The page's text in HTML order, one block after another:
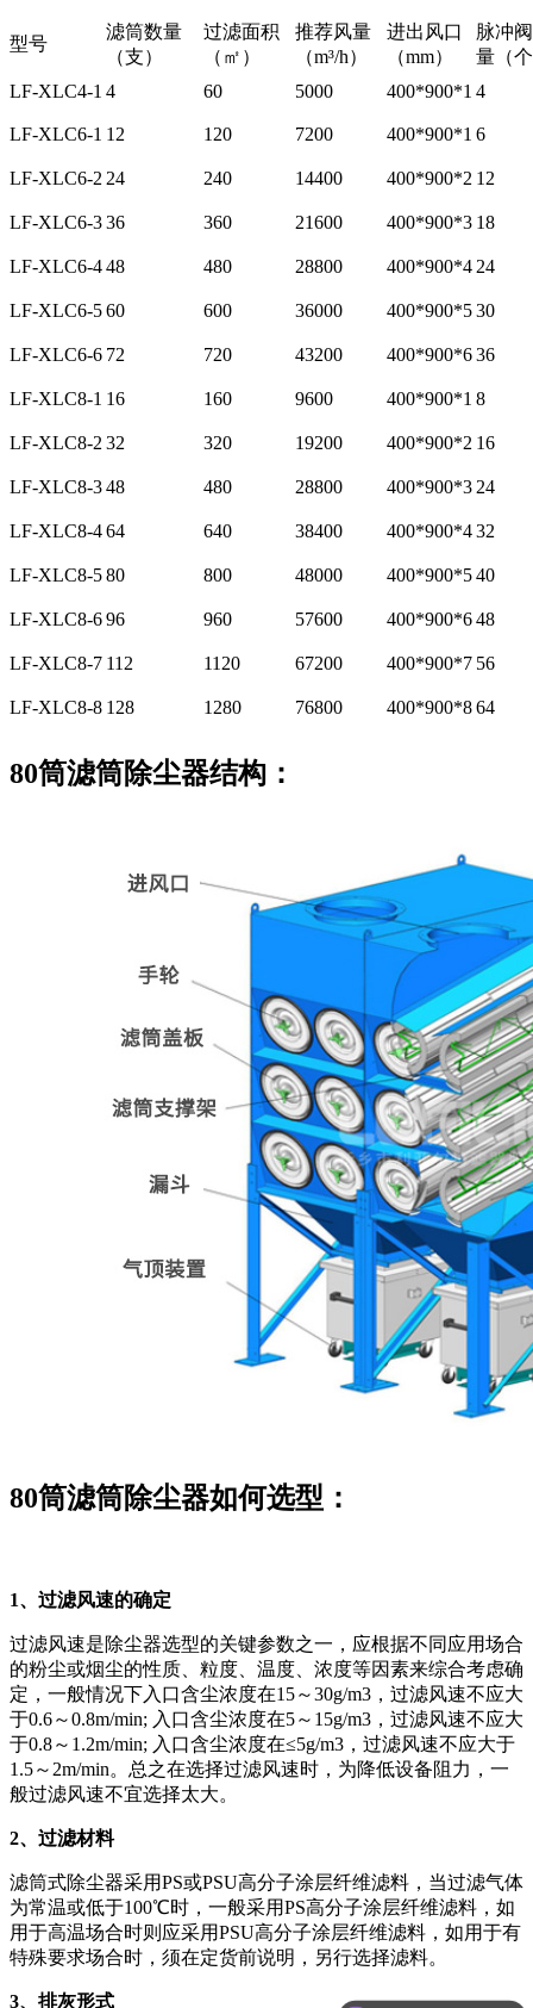
型号
滤筒数量
（支）
过滤面积
（㎡）
推荐风量
（m³/h）
进出风口
（mm）
脉冲
量（
LF-XLC4-1 4 60 5000 400*900*1 4
LF-XLC6-1 12 120 7200 400*900*1 6
LF-XLC6-2 24 240 14400 400*900*2 12
LF-XLC6-336 360 21600 400*900*3 18
LF-XLC6-448 480 28800 400*900*4 24
LF-XLC6-560 600 36000 400*900*530
LF-XLC6-6 72 720 43200 400*900*636
LF-XLC8-1 16 160 9600 400*900*1 8
LF-XLC8-2 32 320 19200 400*900*2 16
LF-XLC8-348 480 28800 400*900*3 24
LF-XLC8-464 640 38400 400*900*432
LF-XLC8-580 800 48000 400*900*540
LF-XLC8-696 960 57600 400*900*648
LF-XLC8-7 112 1120 67200 400*900*7 56
LF-XLC8-8 128 1280 76800 400*900*864
80筒滤筒除尘器结构：
80筒滤筒除尘器如何选型：
1、过滤风速的确定
过滤风速是除尘器选型的关键参数之一，应根据不同应用场合
的粉尘或烟尘的性质、粒度、温度、浓度等因素来综合考虑确
定，一般情况下入口含尘浓度在15～30g/m3，过滤风速不应大
于0.6～0.8m/min; 入口含尘浓度在5～15g/m3，过滤风速不应大
于0.8～1.2m/min; 入口含尘浓度在≤5g/m3，过滤风速不应大于
1.5～2m/min。总之在选择过滤风速时，为降低设备阻力，一
般过滤风速不宜选择太大。
2、过滤材料
滤筒式除尘器采用PS或PSU高分子涂层纤维滤料，当过滤气体
为常温或低于100℃时，一般采用PS高分子涂层纤维滤料，如
用于高温场合时则应采用PSU高分子涂层纤维滤料，如用于有
特殊要求场合时，须在定货前说明，另行选择滤料。
3、排灰形式
现在有优惠活动吗